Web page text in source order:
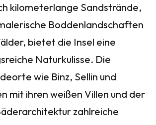
kilometerlange Sandstrände,
Boddenlandschaften
bietet die Insel eine
Naturkulisse. Die
wie Binz, Sellin und
mit ihren weißen Villen und der
zahlreiche